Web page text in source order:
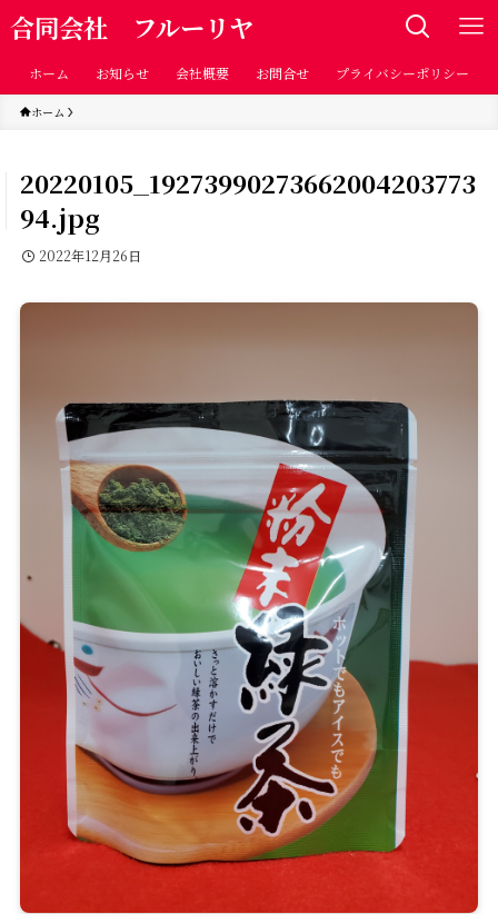
合同会社 フルーリヤ
ホーム お知らせ 会社概要 お問合せ プライバシーポリシー
ホーム
20220105_19273990273662004203773
94.jpg
2022年12月26日